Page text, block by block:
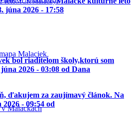
Malaciek
Malackách
júna 2026 - 17:58
bol riaditeĺom školy,ktorú som
2026 - 03:08 od Dana
ďakujem za zaujímavý článok. Na
2026 - 09:54 od